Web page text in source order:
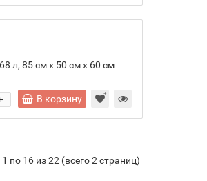
л, 85 см x 50 см x 60 см
В корзину
по 16 из 22 (всего 2 страниц)